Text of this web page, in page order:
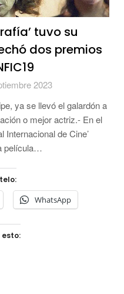
tuvo su
dos premios
2023
ya se llevó el galardón a
o mejor actriz.- En el
Internacional de Cine’
película…
WhatsApp
esto: